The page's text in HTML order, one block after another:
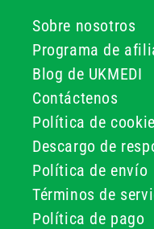
Sobre nosotros
Programa de
Blog de UKMEDI
Contáctenos
Política de
Descargo de
Política de envío
Términos de
Política de pago